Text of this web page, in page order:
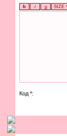
Код *: